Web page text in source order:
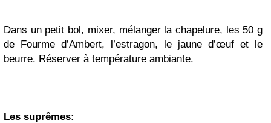
Dans un petit bol, mixer, mélanger la chapelure, les 50 g
de Fourme d’Ambert, l’estragon, le jaune d’œuf et le
beurre. Réserver à température ambiante.
Les suprêmes: